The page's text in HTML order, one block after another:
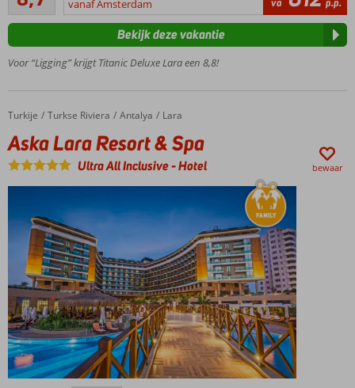
ligging aan
het
en groot
aquapark
Jong én
vermaakt
zich hier
prima
Smullen
geblazen
Ultra All
Inclusive
formule
Al jaren zeer
geliefd onder
Nederlanders
Met de
grootste
Kids
Club
beoordelingenvanaf Amsterdam
va p.p.
Voor “Ligging” krijgt Titanic Deluxe Lara een 8,8!
Bekijk deze vakantie
Home
Turkije Turkse Riviera Antalya Lara
Aska Lara Resort & Spa
Aska Lara Resort & Spa
Ultra All Inclusive-Hotel bewaar